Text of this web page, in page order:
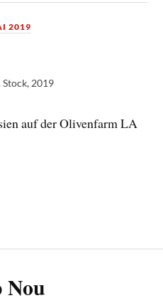
2019
Stock, 2019
auf der Olivenfarm LA
Nou